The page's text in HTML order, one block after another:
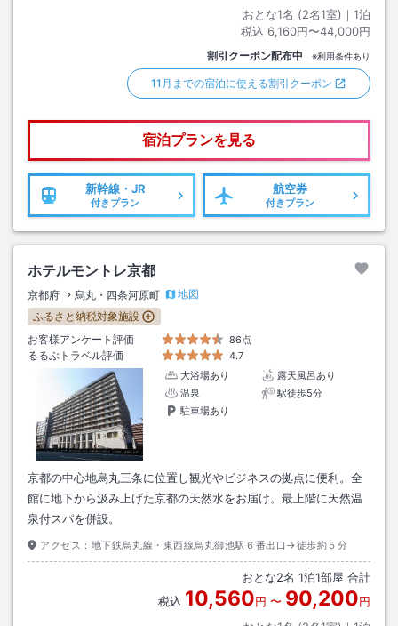
おとな1名 (2名1室)｜ 1泊
税込 6,160円〜44,000円
割引クーポン配布中 ※利用条件あり
11月までの宿泊に使える割引クーポン
宿泊プランを見る
新幹線・JR
付きプラン
航空券
付きプラン
ホテルモントレ京都
京都府 烏丸・四条河原町
地図
ふるさと納税対象施設
お客様アンケート評価
86点
るるぶトラベル評価
4.7
大浴場あり
露天風呂あり
温泉
駅徒歩5分
駐車場あり
京都の中心地烏丸三条に位置し観光やビジネスの拠点に便利。全
館に地下から汲み上げた京都の天然水をお届け。最上階に天然温
泉付スパを併設。
アクセス： 地下鉄烏丸線・東西線烏丸御池駅６番出口→徒歩約５分
おとな2名 1泊1部屋 合計
税込 10,560円 〜 90,200円